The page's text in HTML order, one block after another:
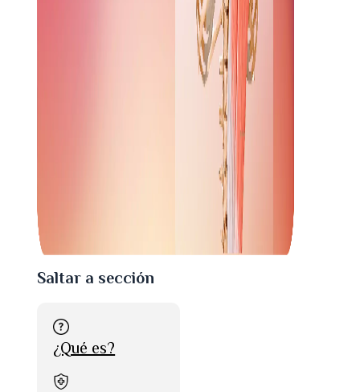
Saltar a sección
¿Qué es?